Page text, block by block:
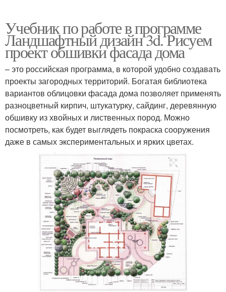
Учебник по работе в программе
Ландшафтный дизайн 3d. Рисуем
проект обшивки фасада дома
– это российская программа, в которой удобно создавать
проекты загородных территорий. Богатая библиотека
вариантов облицовки фасада дома позволяет применять
разноцветный кирпич, штукатурку, сайдинг, деревянную
обшивку из хвойных и лиственных пород. Можно
посмотреть, как будет выглядеть покраска сооружения
даже в самых экспериментальных и ярких цветах.